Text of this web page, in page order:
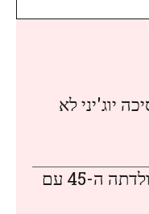
יוג'יני לא
מגהן מרקל חוגגת את יום הולדתה ה-45 עם